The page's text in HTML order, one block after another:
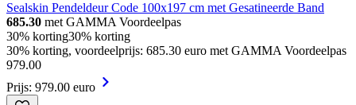
Sealskin Pendeldeur Code 100x197 cm met Gesatineerde Band
685.30 met GAMMA Voordeelpas
30% korting30% korting
30% korting, voordeelprijs: 685.30 euro met GAMMA Voordeelpas
979.00
Prijs: 979.00 euro